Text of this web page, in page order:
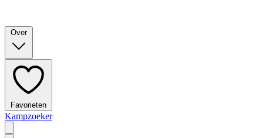
Over
Favorieten
Kampzoeker